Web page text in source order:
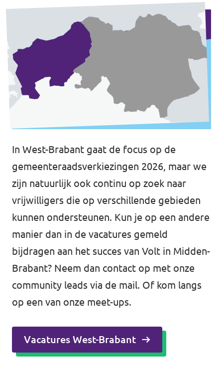
In West-Brabant gaat de focus op de
gemeenteraadsverkiezingen 2026, maar we
zijn natuurlijk ook continu op zoek naar
vrijwilligers die op verschillende gebieden
kunnen ondersteunen. Kun je op een andere
manier dan in de vacatures gemeld
bijdragen aan het succes van Volt in Midden-
Brabant? Neem dan contact op met onze
community leads via de mail. Of kom langs
op een van onze meet-ups.
Vacatures West-Brabant